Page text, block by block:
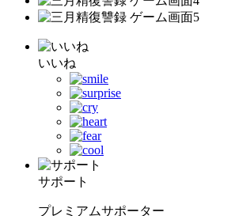
いいね
サポート
プレミアムサポーター